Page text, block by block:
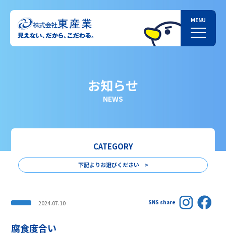
お知らせ
NEWS
CATEGORY
下記よりお選びください >
2024.07.10 SNS share
腐食度合い